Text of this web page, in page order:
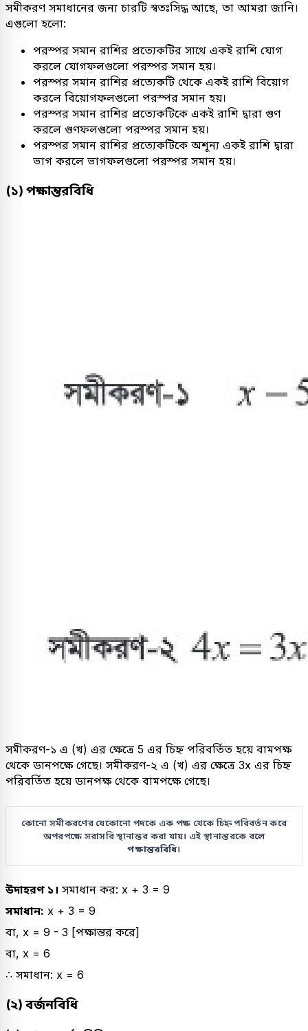
সমীকরণ সমাধানের জন্য চারটি স্বতঃসিদ্ধ আছে, তা আমরা জানি।
এগুলো হলো:
পরস্পর সমান রাশির প্রত্যেকটির সাথে একই রাশি যোগ
করলে যোগফলগুলো পরস্পর সমান হয়।
পরস্পর সমান রাশির প্রত্যেকটি থেকে একই রাশি বিয়োগ
করলে বিয়োগফলগুলো পরস্পর সমান হয়।
পরস্পর সমান রাশির প্রত্যেকটিকে একই রাশি দ্বারা গুণ
করলে গুণফলগুলো পরস্পর সমান হয়।
পরস্পর সমান রাশির প্রত্যেকটিকে অশূন্য একই রাশি দ্বারা
ভাগ করলে ভাগফলগুলো পরস্পর সমান হয়।
(১) পক্ষান্তরবিধি
সমীকরণ-১ এ (খ) এর ক্ষেত্রে 5 এর চিহ্ন পরিবর্তিত হয়ে বামপক্ষ
থেকে ডানপক্ষে গেছে। সমীকরণ-২ এ (খ) এর ক্ষেত্রে 3x এর চিহ্ন
পরিবর্তিত হয়ে ডানপক্ষ থেকে বামপক্ষে গেছে।
কোনো সমীকরণের যেকোনো পদকে এক পক্ষ থেকে চিহ্ন পরিবর্তন করে
অপরপক্ষে সরাসরি স্থানান্তর করা যায়। এই স্থানান্তরকে বলে
পক্ষান্তরবিধি।
উদাহরণ ১। সমাধান কর: x + 3 = 9
সমাধান: x + 3 = 9
বা, x = 9 - 3 [পক্ষান্তর করে]
বা, x = 6
∴ সমাধান: x = 6
(২) বর্জনবিধি